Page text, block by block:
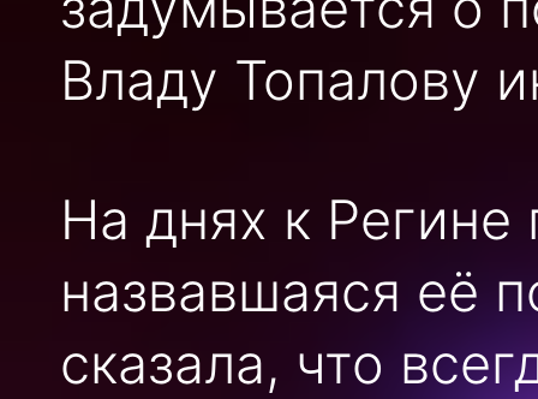
Владу Топалову
На днях к
назвавшаяся её
сказала, что